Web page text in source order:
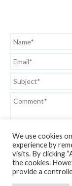
We use cookies
experience by
visits. By clicking
the cookies.
provide a